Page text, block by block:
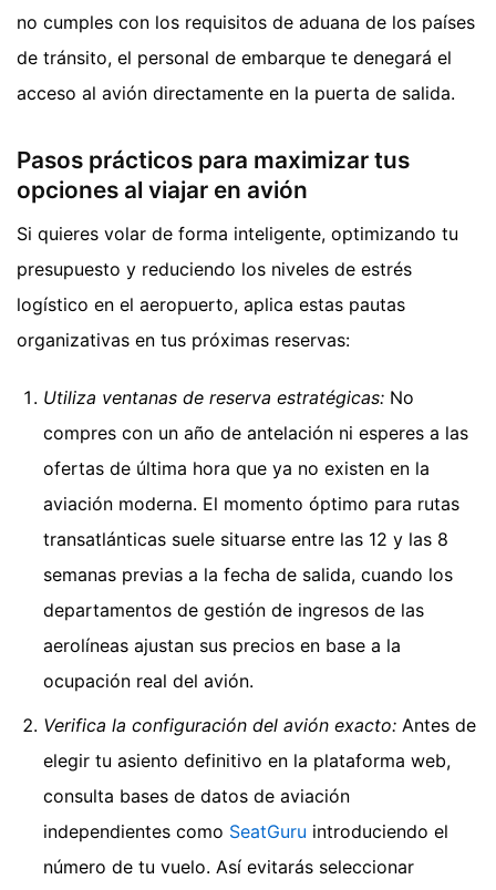
no cumples con los requisitos de aduana de los países
de tránsito, el personal de embarque te denegará el
acceso al avión directamente en la puerta de salida.
Pasos prácticos para maximizar tus
opciones al viajar en avión
Si quieres volar de forma inteligente, optimizando tu
presupuesto y reduciendo los niveles de estrés
logístico en el aeropuerto, aplica estas pautas
organizativas en tus próximas reservas:
Utiliza ventanas de reserva estratégicas: No
compres con un año de antelación ni esperes a las
ofertas de última hora que ya no existen en la
aviación moderna. El momento óptimo para rutas
transatlánticas suele situarse entre las 12 y las 8
semanas previas a la fecha de salida, cuando los
departamentos de gestión de ingresos de las
aerolíneas ajustan sus precios en base a la
ocupación real del avión.
Verifica la configuración del avión exacto: Antes de
elegir tu asiento definitivo en la plataforma web,
consulta bases de datos de aviación
independientes como SeatGuru introduciendo el
número de tu vuelo. Así evitarás seleccionar